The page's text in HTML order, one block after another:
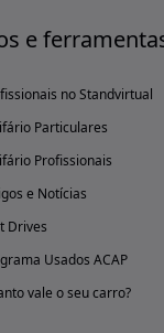
e
no Standvirtual
Particulares
Profissionais
e Notícias
Drives
Usados ACAP
vale o seu carro?